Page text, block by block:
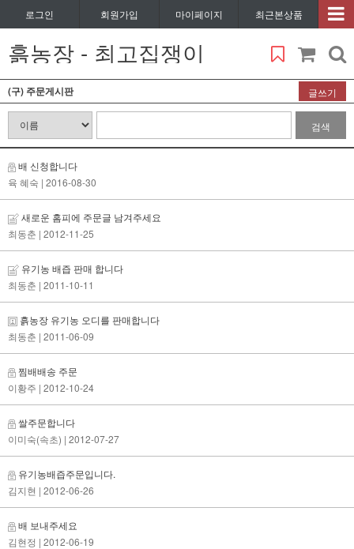
로그인 회원가입 마이페이지 최근본상품
흙농장 - 최고집쟁이
(구) 주문게시판 글쓰기
검색
배 신청합니다
육 혜숙 | 2016-08-30
새로운 홈피에 주문글 남겨주세요
최동춘 | 2012-11-25
유기농 배즙 판매 합니다
최동춘 | 2011-10-11
흙농장 유기농 오디를 판매합니다
최동춘 | 2011-06-09
찜배배송 주문
이황주 | 2012-10-24
쌀주문합니다
이미숙(속초) | 2012-07-27
유기농배즙주문입니다.
김지현 | 2012-06-26
배 보내주세요
김현정 | 2012-06-19